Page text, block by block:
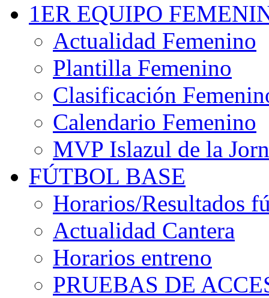
1ER EQUIPO
Actualidad Femenino
Plantilla Femenino
Clasificación
Calendario Femenino
MVP Islazul de la
FÚTBOL BASE
Horarios/Resultados
Actualidad Cantera
Horarios entreno
PRUEBAS DE